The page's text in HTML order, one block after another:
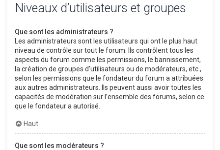
Niveaux d’utilisateurs et groupes
Que sont les administrateurs ?
Les administrateurs sont les utilisateurs qui ont le plus haut
niveau de contrôle sur tout le forum. Ils contrôlent tous les
aspects du forum comme les permissions, le bannissement,
la création de groupes d’utilisateurs ou de modérateurs, etc.,
selon les permissions que le fondateur du forum a attribuées
aux autres administrateurs. Ils peuvent aussi avoir toutes les
capacités de modération sur l’ensemble des forums, selon ce
que le fondateur a autorisé.
Haut
Que sont les modérateurs ?